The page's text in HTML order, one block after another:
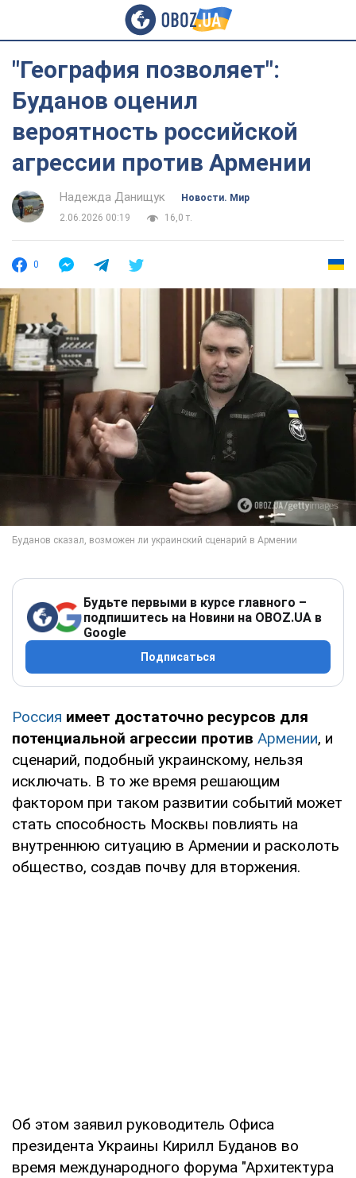
"География позволяет":
Буданов оценил
вероятность российской
агрессии против Армении
Надежда Данищук
Новости. Мир
2.06.2026 00:19
16,0 т.
0
Будьте первыми в курсе главного –
подпишитесь на Новини на OBOZ.UA в
Google
Подписаться
Россия имеет достаточно ресурсов для
потенциальной агрессии против Армении, и
сценарий, подобный украинскому, нельзя
исключать. В то же время решающим
фактором при таком развитии событий может
стать способность Москвы повлиять на
внутреннюю ситуацию в Армении и расколоть
общество, создав почву для вторжения.
Об этом заявил руководитель Офиса
президента Украины Кирилл Буданов во
время международного форума "Архитектура